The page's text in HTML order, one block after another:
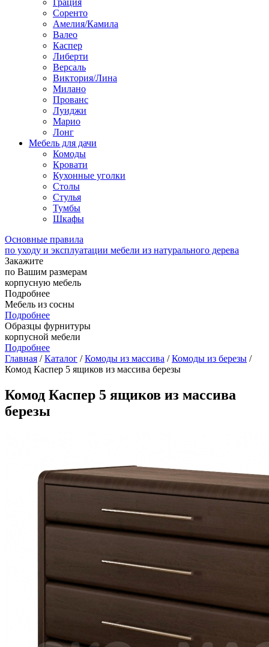
Грация
Соренто
Амелия/Камила
Валео
Каспер
Либерти
Версаль
Виктория/Лина
Милано
Прованс
Луиджи
Марио
Лонг
Мебель для дачи
Комоды
Кровати
Кухонные уголки
Столы
Стулья
Тумбы
Шкафы
Основные правила
по уходу и эксплуатации мебели из натурального дерева
Закажите
по Вашим размерам
корпусную мебель
Подробнее
Мебель из сосны
Подробнее
Образцы фурнитуры
корпусной мебели
Подробнее
Главная /Каталог /Комоды из массива /Комоды из березы /
Комод Каспер 5 ящиков из массива березы
Комод Каспер 5 ящиков из массива
березы